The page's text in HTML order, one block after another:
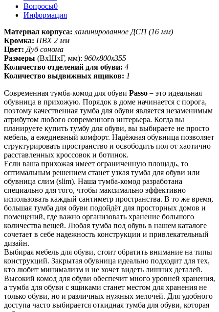
Вопросы0
Информация
Материал корпуса: ламинированное ДСП (16 мм)
Кромка: ПВХ 2 мм
Цвет: Дуб сонома
Размеры (ВхШхГ, мм): 960х800х355
Количество отделений для обуви: 4
Количество выдвижных ящиков: 1
Современная тумба-комод для обуви Passo – это идеальная
обувница в прихожую. Порядок в доме начинается с порога,
поэтому качественная тумба для обуви является незаменимым
атрибутом любого современного интерьера. Когда вы
планируете купить тумбу для обуви, вы выбираете не просто
мебель, а ежедневный комфорт. Надёжная обувница позволяет
структурировать пространство и освободить пол от хаотично
расставленных кроссовок и ботинок.
Если ваша прихожая имеет ограниченную площадь, то
оптимальным решением станет узкая тумба для обуви или
обувница слим (slim). Наша тумба-комод разработана
специально для того, чтобы максимально эффективно
использовать каждый сантиметр пространства. В то же время,
большая тумба для обуви подойдёт для просторных домов и
помещений, где важно организовать хранение большого
количества вещей. Любая тумба под обувь в нашем каталоге
сочетает в себе надежность конструкции и привлекательный
дизайн.
Выбирая мебель для обуви, стоит обратить внимание на типы
конструкций. Закрытая обувница идеально подходит для тех,
кто любит минимализм и не хочет видеть лишних деталей.
Высокий комод для обуви обеспечит много уровней хранения,
а тумба для обуви с ящиками станет местом для хранения не
только обуви, но и различных нужных мелочей. Для удобного
доступа часто выбирается откидная тумба для обуви, которая